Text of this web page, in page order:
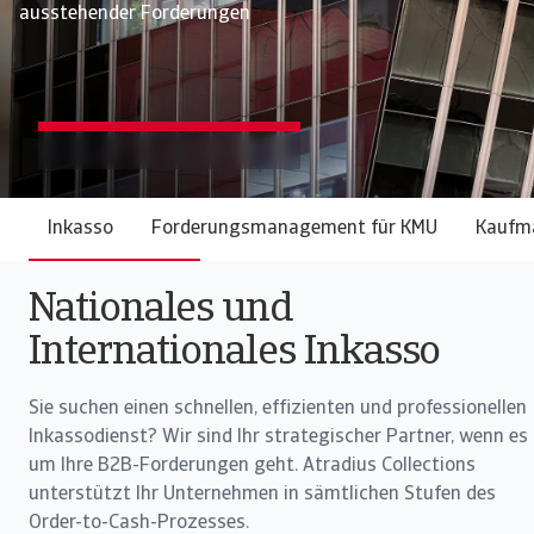
ausstehender Forderungen
Inkasso Forderungsmanagement für KMU
Nationales und
Internationales Inkasso
Sie suchen einen schnellen, effizienten und professionellen
Inkassodienst? Wir sind Ihr strategischer Partner, wenn es
um Ihre B2B-Forderungen geht. Atradius Collections
unterstützt Ihr Unternehmen in sämtlichen Stufen des
Order-to-Cash-Prozesses.